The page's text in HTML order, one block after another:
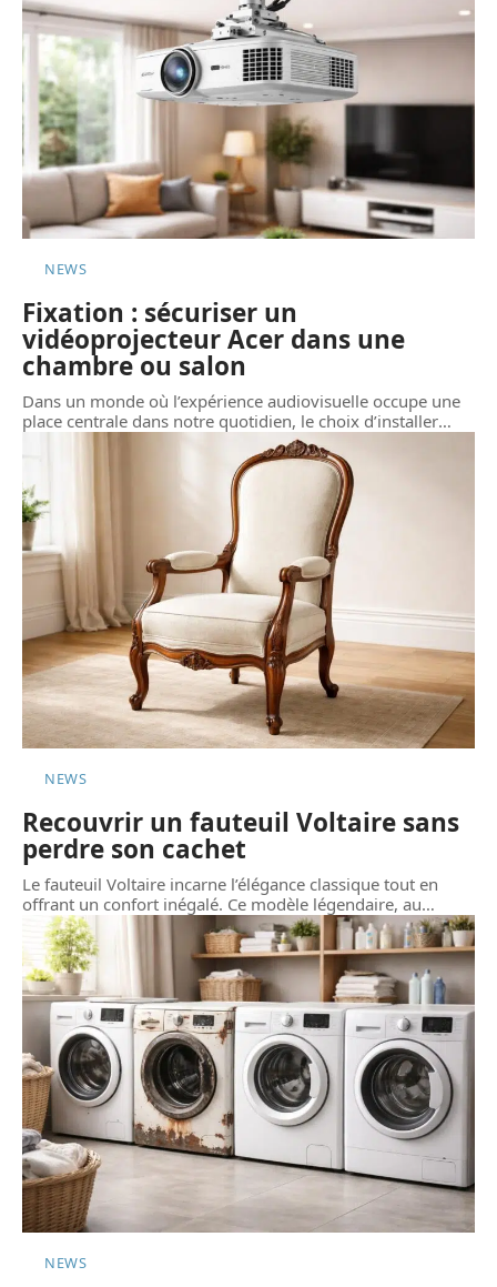
NEWS
Fixation : sécuriser un
vidéoprojecteur Acer dans une
chambre ou salon
Dans un monde où l’expérience audiovisuelle occupe une
place centrale dans notre quotidien, le choix d’installer…
NEWS
Recouvrir un fauteuil Voltaire sans
perdre son cachet
Le fauteuil Voltaire incarne l’élégance classique tout en
offrant un confort inégalé. Ce modèle légendaire, au…
NEWS